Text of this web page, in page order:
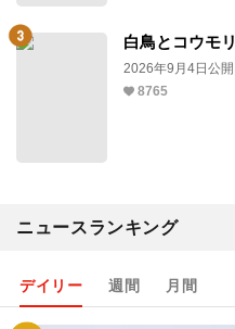
白鳥とコウモリ
2026年9月4日公開
8765
ニュースランキング
デイリー 週間 月間